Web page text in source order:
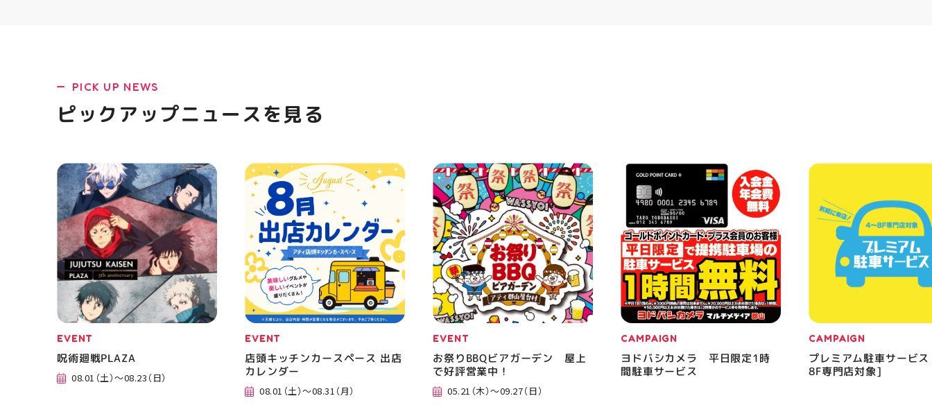
ニングシューズの最新作になり
ます！ ・ 気になる方は是非、
でお待ちしております
(⁠◍⁠•⁠ᴗ⁠•⁠◍⁠)⁠ ・ #ゼビオ #アティ
郡山 #福島美少女図鑑 #照山楓
香 #ASICS
ぶらBBQ #お盆 #夏休み #郡山
ランチ #郡山ディナー #家族で
おでかけ #夏の思い出 #BBQ
PICK UP NEWS
ピックアップニュースを見る
EVENT
呪術廻戦PLAZA
08.01（土）～08.23（日）
EVENT
店頭キッチンカースペース 出店
カレンダー
08.01（土）～08.31（月）
EVENT
お祭りBBQビアガーデン 屋上
で好評営業中！
05.21（木）～09.27（日）
CAMPAIGN
ヨドバシカメラ 平日限定1時
間駐車サービス
CAMPAIGN
プレミアム駐車サービ
8F専門店対象]